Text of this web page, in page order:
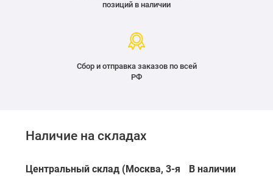
позиций в наличии
Сбор и отправка заказов по всей
РФ
Наличие на складах
Центральный склад (Москва, 3-я
В наличии